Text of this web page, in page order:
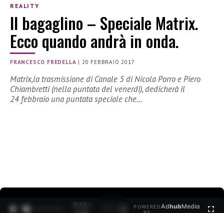
REALITY
Il bagaglino – Speciale Matrix.
Ecco quando andrà in onda.
FRANCESCO FREDELLA | 20 FEBBRAIO 2017
Matrix,la trasmissione di Canale 5 di Nicola Porro e Piero
Chiambretti (nella puntata del venerdì), dedicherà il
24 febbraio una puntata speciale che…
0:14 /
POWEREDAdhubMedia